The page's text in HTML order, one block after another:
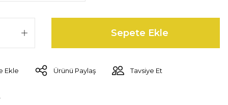
Sepete Ekle
Ürünü Paylaş Tavsiye Et